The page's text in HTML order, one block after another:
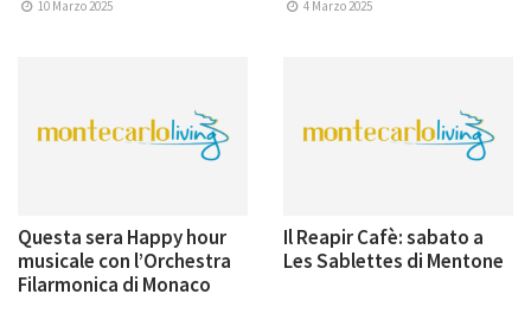
10 Marzo 2025 4 Marzo 2025
Questa sera Happy hour
musicale con l’Orchestra
Filarmonica di Monaco
Il Reapir Cafè: sabato a
Les Sablettes di Mentone